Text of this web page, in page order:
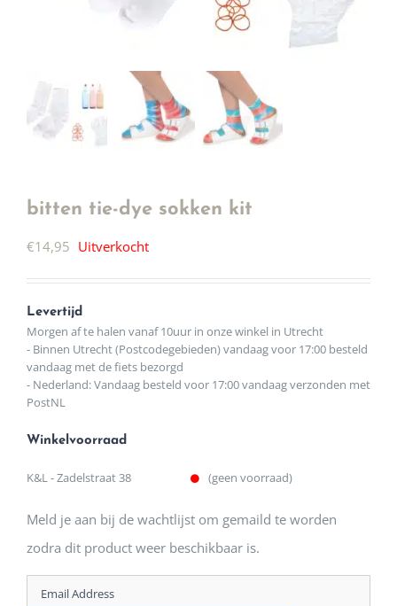
bitten tie-dye sokken kit
€14,95 Uitverkocht
Levertijd
Morgen af te halen vanaf 10uur in onze winkel in Utrecht
- Binnen Utrecht (Postcodegebieden) vandaag voor 17:00 besteld
vandaag met de fiets bezorgd
- Nederland: Vandaag besteld voor 17:00 vandaag verzonden met
PostNL
Winkelvoorraad
K&L - Zadelstraat 38 (geen voorraad)
Meld je aan bij de wachtlijst om gemaild te worden
zodra dit product weer beschikbaar is.
Enter